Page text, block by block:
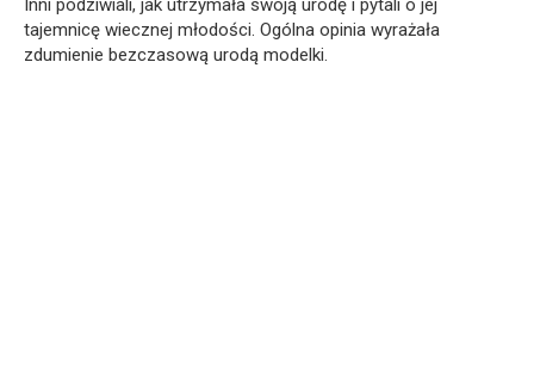
Inni podziwiali, jak utrzymała swoją urodę i pytali o jej
tajemnicę wiecznej młodości. Ogólna opinia wyrażała
zdumienie bezczasową urodą modelki.